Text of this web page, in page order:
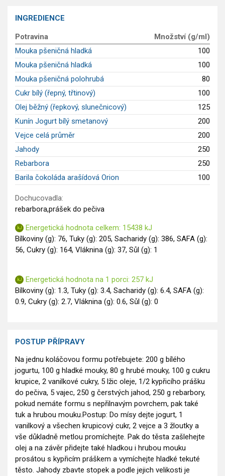
INGREDIENCE
Potravina
Množství (g/ml)
Mouka pšeničná hladká
100
Mouka pšeničná hladká
100
Mouka pšeničná polohrubá
80
Cukr bílý (řepný, třtinový)
100
Olej běžný (řepkový, slunečnicový)
125
Kunín Jogurt bílý smetanový
200
Vejce celá průměr
200
Jahody
250
Rebarbora
250
Barila čokoláda arašídová Orion
100
Dochucovadla:
rebarbora,prášek do pečiva
Energetická hodnota celkem: 15438 kJ
Bílkoviny (g): 76, Tuky (g): 205, Sacharidy (g): 386, SAFA (g):
56, Cukry (g): 164, Vláknina (g): 37, Sůl (g): 1
Energetická hodnota na 1 porci: 257 kJ
Bílkoviny (g): 1.3, Tuky (g): 3.4, Sacharidy (g): 6.4, SAFA (g):
0.9, Cukry (g): 2.7, Vláknina (g): 0.6, Sůl (g): 0
POSTUP PŘÍPRAVY
Na jednu koláčovou formu potřebujete: 200 g bílého
jogurtu, 100 g hladké mouky, 80 g hrubé mouky, 100 g cukru
krupice, 2 vanilkové cukry, 5 lžic oleje, 1/2 kypřicího prášku
do pečiva, 5 vajec, 250 g čerstvých jahod, 250 g rebarbory,
pokud nemáte formu s nepřilnavým povrchem, pak také
tuk a hrubou mouku.Postup: Do mísy dejte jogurt, 1
vanilkový a všechen krupicový cukr, 2 vejce a 3 žloutky a
vše důkladně metlou promíchejte. Pak do těsta zašlehejte
olej a na závěr přidejte také hladkou i hrubou mouku
prosátou s kypřicím práškem a vymíchejte hladké tekuté
těsto. Jahody zbavte stopek a podle jejich velikosti je